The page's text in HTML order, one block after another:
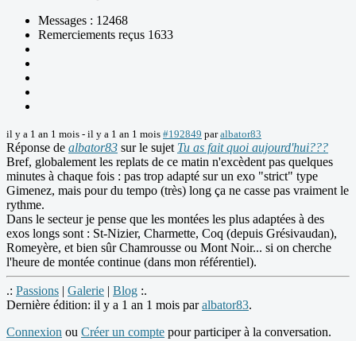
Messages : 12468
Remerciements reçus 1633
il y a 1 an 1 mois - il y a 1 an 1 mois #192849 paralbator83
Réponse de albator83 sur le sujet Tu as fait quoi aujourd'hui???
Bref, globalement les replats de ce matin n'excèdent pas quelques
minutes à chaque fois : pas trop adapté sur un exo "strict" type
Gimenez, mais pour du tempo (très) long ça ne casse pas vraiment le
rythme.
Dans le secteur je pense que les montées les plus adaptées à des
exos longs sont : St-Nizier, Charmette, Coq (depuis Grésivaudan),
Romeyère, et bien sûr Chamrousse ou Mont Noir... si on cherche
l'heure de montée continue (dans mon référentiel).
.: Passions | Galerie | Blog :.
Dernière édition: il y a 1 an 1 mois paralbator83.
Connexion ou Créer un compte pour participer à la conversation.